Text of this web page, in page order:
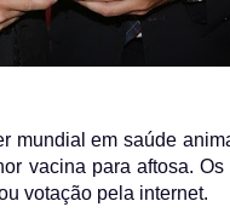
mundial em saúde
vacina para aftosa.
votação pela internet.